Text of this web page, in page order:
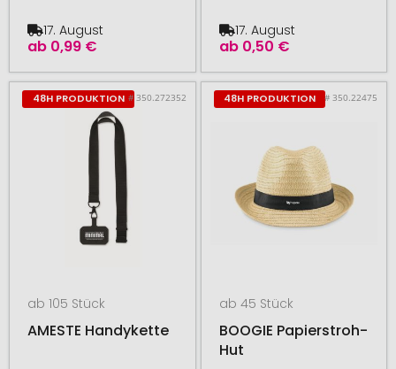
ab 0,99 €
17. August
ab 0,50 €
17. August
48H PRODUKTION # 350.272352
ab 105 Stück
AMESTE Handykette
48H PRODUKTION # 350.22475
ab 45 Stück
BOOGIE Papierstroh-
Hut